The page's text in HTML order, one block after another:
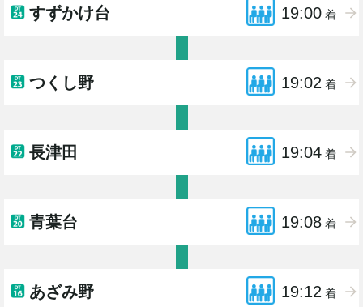
すずかけ台 19:00 着
つくし野 19:02 着
長津田 19:04 着
青葉台 19:08 着
あざみ野 19:12 着